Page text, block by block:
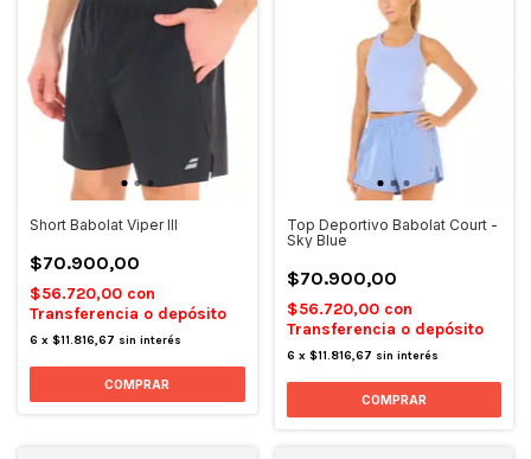
Short Babolat Viper III
$70.900,00
$56.720,00 con
Transferencia o depósito
6 x $11.816,67 sin interés
COMPRAR
Top Deportivo Babolat Court -
Sky Blue
$70.900,00
$56.720,00 con
Transferencia o depósito
6 x $11.816,67 sin interés
COMPRAR